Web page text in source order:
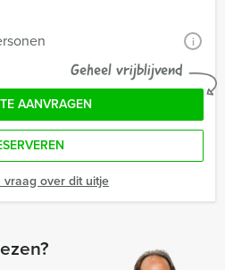
i
Geheel vrijblijvend
AANVRAGEN
vraag over dit uitje